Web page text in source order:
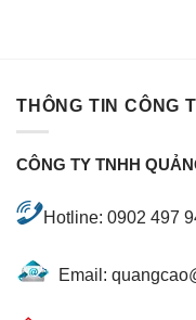
THÔNG TIN CÔNG
CÔNG TY TNHH
Hotline: 0902 497
Email: